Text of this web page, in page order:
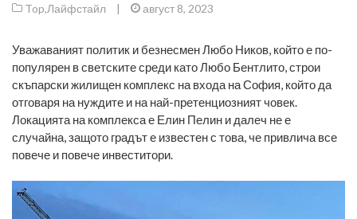
Top,Лайфстайл | август 8, 2023
Уважаваният политик и безнесмен Любо Ников, който е по-
популярен в светските среди като Любо Бентлито, строи
скъпарски жилищен комплекс на входа на София, който да
отговаря на нуждите и на най-претенциозният човек.
Локацията на комплекса е Елин Пелин и далеч не е
случайна, защото градът е известен с това, че привлича все
повече и повече инвеститори.